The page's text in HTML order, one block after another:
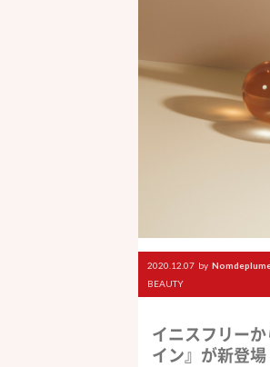
2020.12.07 by
BEAUTY
イニスフリー
イン』が新登場